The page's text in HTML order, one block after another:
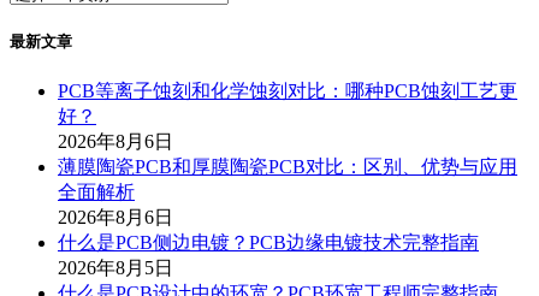
最新文章
PCB等离子蚀刻和化学蚀刻对比：哪种PCB蚀刻工艺更
好？
2026年8月6日
薄膜陶瓷PCB和厚膜陶瓷PCB对比：区别、优势与应用
全面解析
2026年8月6日
什么是PCB侧边电镀？PCB边缘电镀技术完整指南
2026年8月5日